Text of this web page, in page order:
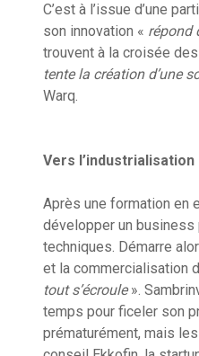
C’est à l’issue d’une
son innovation « répond
trouvent à la croisée
tente la création d’une
Warq.
Vers
Après une formation en
développer un business
techniques. Démarre
et la commercialisation
tout s’écroule».
temps pour ficeler son
prématurément, mais